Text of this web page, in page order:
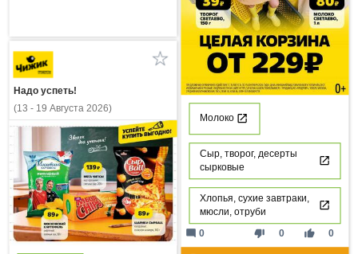
Молоко
Сыр, творог, десерты
сырковые
Хлопья, сухие завтраки,
мюсли, отруби
thumb_down 0 thumb_up 0
mode_comment 0
Надо успеть!
(13 - 19 Августа 2026)